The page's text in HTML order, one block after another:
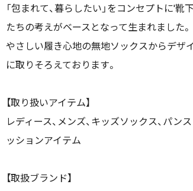
「包まれて、暮らしたい」をコンセプトに'
たちの考えがベースとなって生まれました。
やさしい履き心地の無地ソックスからデザ
に取りそろえております。
【取り扱いアイテム】
レディース、メンズ、キッズソックス、パン
ッションアイテム
【取扱ブランド】